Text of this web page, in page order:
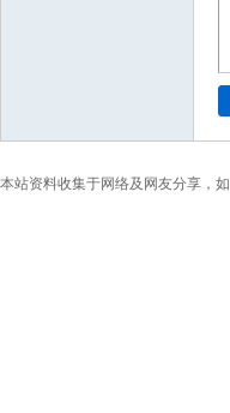
本站资料收集于网络及网友分享，